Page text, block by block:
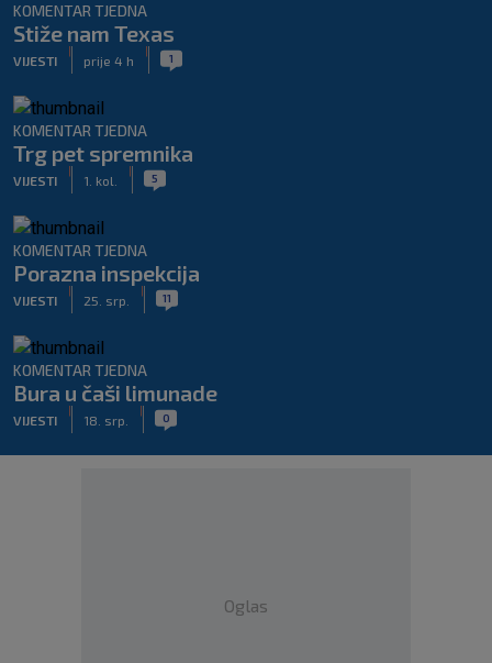
KOMENTAR TJEDNA
Stiže nam Texas
VIJESTI prije 4 h 1
KOMENTAR TJEDNA
Trg pet spremnika
VIJESTI 1. kol. 5
KOMENTAR TJEDNA
Porazna inspekcija
VIJESTI 25. srp. 11
KOMENTAR TJEDNA
Bura u čaši limunade
VIJESTI 18. srp. 0
Oglas